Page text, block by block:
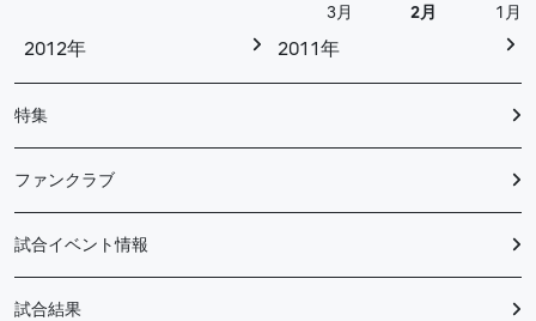
3月
2月 1月
2012年 2011年
特集
ファンクラブ
試合イベント情報
試合結果